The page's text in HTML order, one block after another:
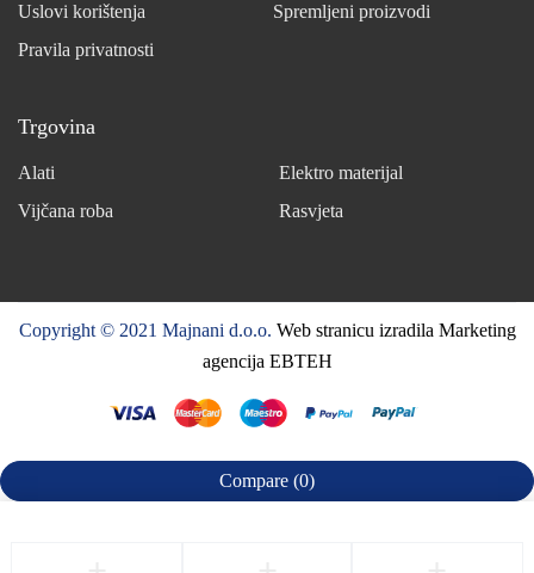
Uslovi korištenja
Pravila privatnosti
Spremljeni proizvodi
Trgovina
Alati
Elektro materijal
Vijčana roba
Rasvjeta
Copyright © 2021 Majnani d.o.o. Web stranicu izradila Marketing
agencija EBTEH
Compare (0)